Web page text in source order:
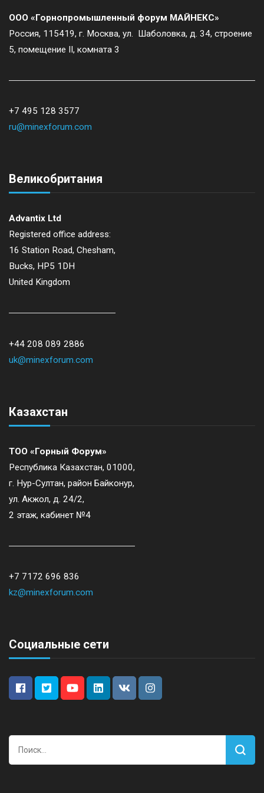
ООО «Горнопромышленный форум МАЙНЕКС»
Россия, 115419, г. Москва, ул. Шаболовка, д. 34, строение
5, помещение II, комната 3
+7 495 128 3577
ru@minexforum.com
Великобритания
Advantix Ltd
Registered office address:
16 Station Road, Chesham,
Bucks, HP5 1DH
United Kingdom
+44 208 089 2886
uk@minexforum.com
Казахстан
ТОО «Горный Форум»
Республика Казахстан, 01000,
г. Нур-Султан, район Байконур,
ул. Акжол, д. 24/2,
2 этаж, кабинет №4
+7 7172 696 836
kz@minexforum.com
Социальные сети
Найти: